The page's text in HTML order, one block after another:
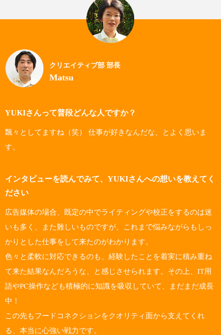
クリエイティブ部 部長
Matsu
YUKIさんって普段どんな人ですか？
飄々としてますね（笑） 仕事が好きなんだな、とよく思いま
す。
インタビューを読んでみて、YUKIさんへの想いを教えてく
ださい
広告媒体の場合、既定の中でライティングや校正をするのは迷
いも多く、また難しいものですが、これまで悩みながらもしっ
かりとした仕事をして来たのがわかります。
色々と柔軟に対応できるのも、経験したことを着実に積み重ね
て来た結果なんだろうな、と感じさせられます。その上、IT用
語やPC操作なども積極的に知識を吸収していて、まだまだ成長
中！
この先もフードコネクションをクオリティ面から支えてくれ
る、本当に心強い戦力です。